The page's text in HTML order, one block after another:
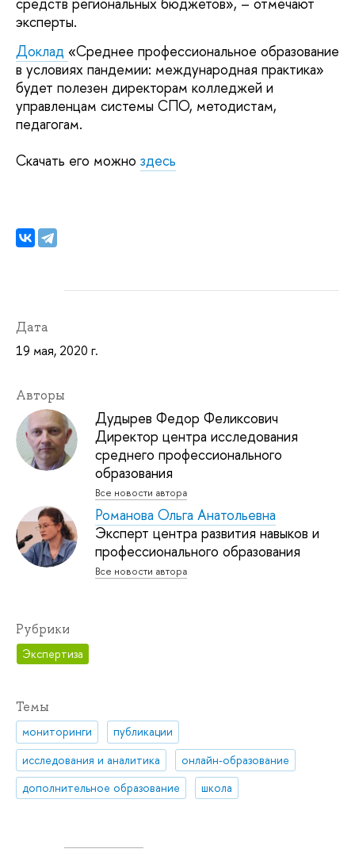
эксперты.
Доклад «Среднее профессиональное образование
в условиях пандемии: международная практика»
будет полезен директорам колледжей и
управленцам системы СПО, методистам,
педагогам.
Скачать его можно здесь
Дата
19 мая, 2020 г.
Авторы
Дудырев Федор Феликсович
Директор центра исследования
среднего профессионального
образования
Все новости автора
Романова Ольга Анатольевна
Эксперт центра развития навыков и
профессионального образования
Все новости автора
Рубрики
Экспертиза
Темы
мониторинги
публикации
исследования и аналитика
онлайн-образование
дополнительное образование
школа